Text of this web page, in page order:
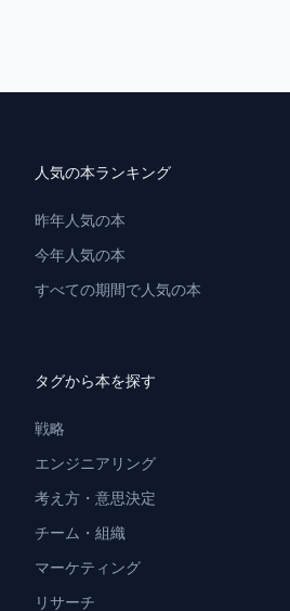
人気の本ランキング
昨年人気の本
今年人気の本
すべての期間で人気の本
タグから本を探す
戦略
エンジニアリング
考え方・意思決定
チーム・組織
マーケティング
リサーチ